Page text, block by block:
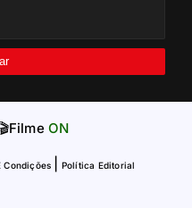
🎬Filme ON
Condições Política Editorial